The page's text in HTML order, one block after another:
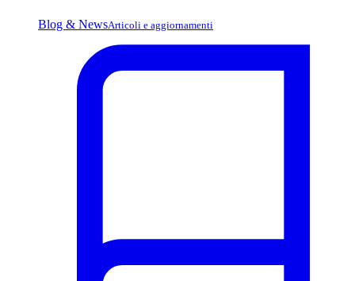
Blog & NewsArticoli e aggiornamenti